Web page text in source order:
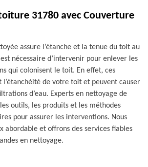
31780 avec Couverture
assure l’étanche et la tenue du toit au
nécessaire d’intervenir pour enlever les
qui colonisent le toit. En effet, ces
de votre toit et peuvent causer
d’eau. Experts en nettoyage de
outils, les produits et les méthodes
pour assurer les interventions. Nous
abordable et offrons des services fiables
en nettoyage.